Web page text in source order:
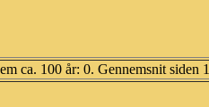
ca. 100 år: 0. Gennemsnit siden